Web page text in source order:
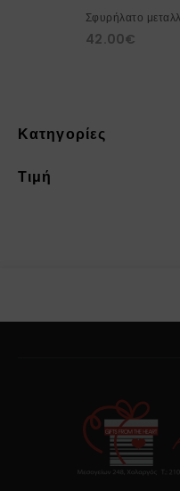
Σφυρήλατο
42.00€
Κατηγορίες
Τιμή